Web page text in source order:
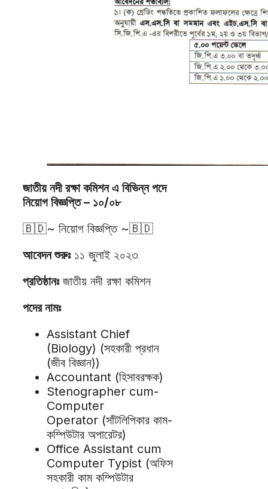
জাতীয় নদী রক্ষা কমিশন এ বিভিন্ন পদে
নিয়োগ বিজ্ঞপ্তি – ১০/০৮
🇧🇩~ নিয়োগ বিজ্ঞপ্তি ~🇧🇩
আবেদন শুরুঃ১১ জুলাই ২০২৩
প্রতিষ্ঠানঃজাতীয় নদী রক্ষা কমিশন
পদের নামঃ
Assistant Chief
(Biology) (সহকারী প্রধান
(জীব বিজ্ঞান))
Accountant (হিসাবরক্ষক)
Stenographer cum-
Computer
Operator (সাঁটলিপিকার কাম-
কম্পিউটার অপারেটর)
Office Assistant cum
Computer Typist (অফিস
সহকারী কাম কম্পিউটার